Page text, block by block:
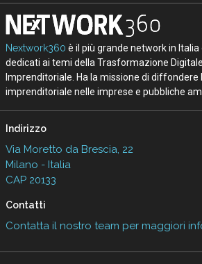
Nextwork360 è il più grande network in
dedicati ai temi della Trasformazione
Imprenditoriale. Ha la missione di diffondere
imprenditoriale nelle imprese e pubbliche
Indirizzo
Via Moretto da Brescia, 22
Milano - Italia
CAP 20133
Contatti
Contatta il nostro team per maggiori